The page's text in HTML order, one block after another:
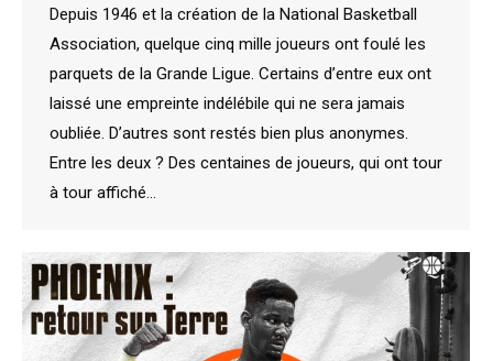
Depuis 1946 et la création de la National Basketball
Association, quelque cinq mille joueurs ont foulé les
parquets de la Grande Ligue. Certains d’entre eux ont
laissé une empreinte indélébile qui ne sera jamais
oubliée. D’autres sont restés bien plus anonymes.
Entre les deux ? Des centaines de joueurs, qui ont tour
à tour affiché…